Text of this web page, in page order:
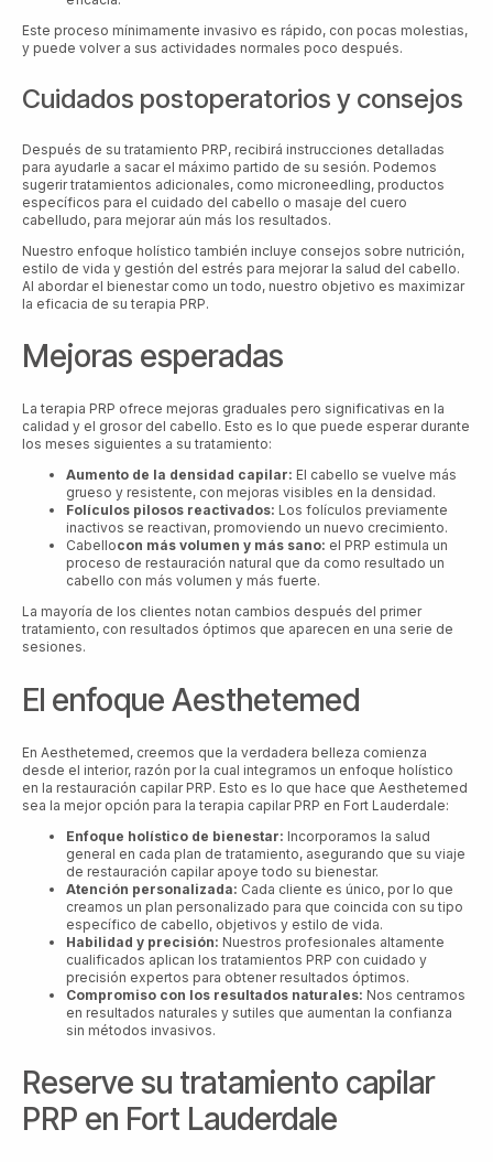
Este proceso mínimamente invasivo es rápido, con pocas molestias,
y puede volver a sus actividades normales poco después.
Cuidados postoperatorios y consejos
Después de su tratamiento PRP, recibirá instrucciones detalladas
para ayudarle a sacar el máximo partido de su sesión. Podemos
sugerir tratamientos adicionales, como microneedling, productos
específicos para el cuidado del cabello o masaje del cuero
cabelludo, para mejorar aún más los resultados.
Nuestro enfoque holístico también incluye consejos sobre nutrición,
estilo de vida y gestión del estrés para mejorar la salud del cabello.
Al abordar el bienestar como un todo, nuestro objetivo es maximizar
la eficacia de su terapia PRP.
Mejoras esperadas
La terapia PRP ofrece mejoras graduales pero significativas en la
calidad y el grosor del cabello. Esto es lo que puede esperar durante
los meses siguientes a su tratamiento:
Aumento de la densidad capilar: El cabello se vuelve más
grueso y resistente, con mejoras visibles en la densidad.
Folículos pilosos reactivados: Los folículos previamente
inactivos se reactivan, promoviendo un nuevo crecimiento.
Cabellocon más volumen y más sano: el PRP estimula un
proceso de restauración natural que da como resultado un
cabello con más volumen y más fuerte.
La mayoría de los clientes notan cambios después del primer
tratamiento, con resultados óptimos que aparecen en una serie de
sesiones.
El enfoque Aesthetemed
En Aesthetemed, creemos que la verdadera belleza comienza
desde el interior, razón por la cual integramos un enfoque holístico
en la restauración capilar PRP. Esto es lo que hace que Aesthetemed
sea la mejor opción para la terapia capilar PRP en Fort Lauderdale:
Enfoque holístico de bienestar: Incorporamos la salud
general en cada plan de tratamiento, asegurando que su viaje
de restauración capilar apoye todo su bienestar.
Atención personalizada: Cada cliente es único, por lo que
creamos un plan personalizado para que coincida con su tipo
específico de cabello, objetivos y estilo de vida.
Habilidad y precisión: Nuestros profesionales altamente
cualificados aplican los tratamientos PRP con cuidado y
precisión expertos para obtener resultados óptimos.
Compromiso con los resultados naturales: Nos centramos
en resultados naturales y sutiles que aumentan la confianza
sin métodos invasivos.
Reserve su tratamiento capilar
PRP en Fort Lauderdale